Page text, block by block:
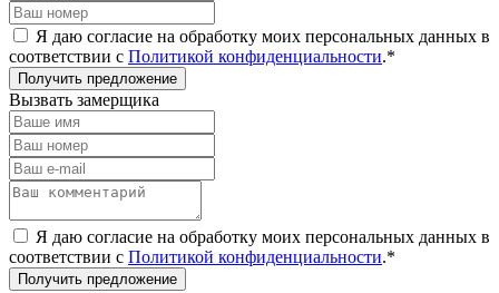
Я даю согласие на обработку моих персональных данных в
соответствии с Политикой конфиденциальности.*
Получить предложение
Вызвать замерщика
Я даю согласие на обработку моих персональных данных в
соответствии с Политикой конфиденциальности.*
Получить предложение